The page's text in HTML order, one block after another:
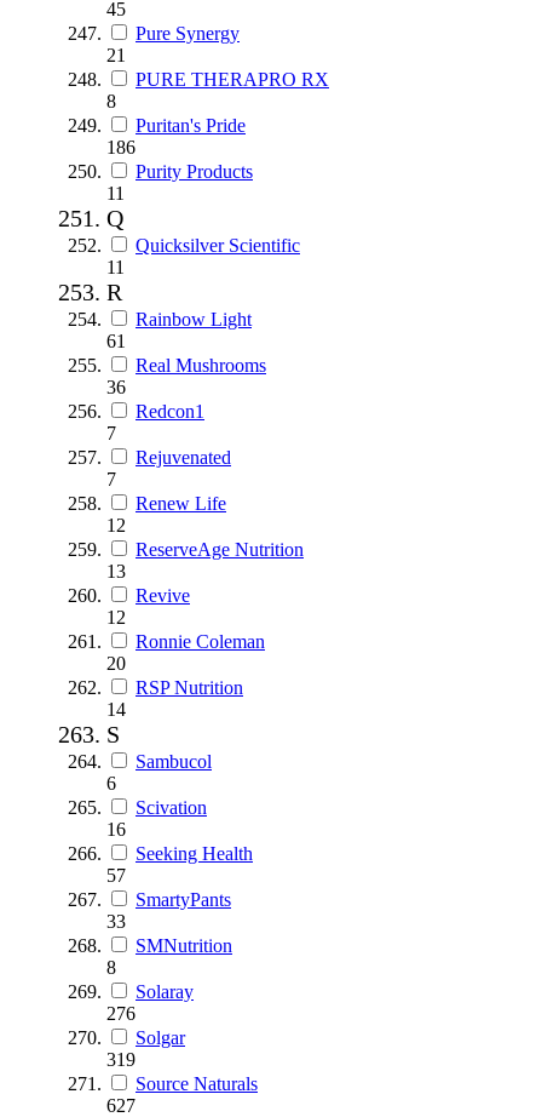
45
Pure Synergy
21
PURE THERAPRO RX
8
Puritan's Pride
186
Purity Products
11
Q
Quicksilver Scientific
11
R
Rainbow Light
61
Real Mushrooms
36
Redcon1
7
Rejuvenated
7
Renew Life
12
ReserveAge Nutrition
13
Revive
12
Ronnie Coleman
20
RSP Nutrition
14
S
Sambucol
6
Scivation
16
Seeking Health
57
SmartyPants
33
SMNutrition
8
Solaray
276
Solgar
319
Source Naturals
627